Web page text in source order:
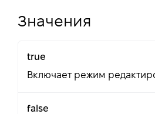
Значения
true
Включает режим
false